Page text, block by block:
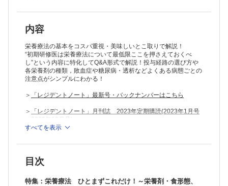
内容
栄養療法の基本をコスパ重視・美味しいとこ取りで解説！
“初期研修医は栄養療法について最低限ここを押さえておくべ
し”という内容に特化してQ&A形式で解説！投与経路の選び方や
各栄養剤の種類，敗血症や糖尿病・透析などよくある病態ごとの
注意点がシンプルにわかる！
＞ 「レジデントノート」最新号・バックナンバーはこちら
＞
「レジデントノート」月刊誌 2023年定期購読(2023年1月号
～2023年12月号)
製品のご購入後、「購入済ライセンス一覧」より、オンライン環
認ください。
推奨ブラウザ： Firefox 最新版 / Google Chrome 最新版 / Safari
最新版
すべてを表示
目次
特集：栄養療法 ひとまずこれだけ！～栄養剤・食形態、